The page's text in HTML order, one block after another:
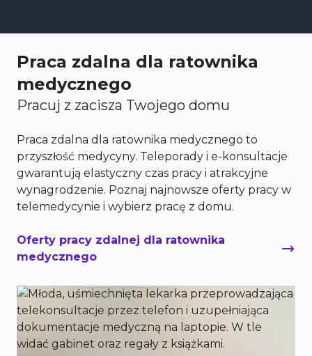
Praca zdalna dla ratownika
medycznego
Pracuj z zacisza Twojego domu
Praca zdalna dla ratownika medycznego to
przyszłość medycyny. Teleporady i e-konsultacje
gwarantują elastyczny czas pracy i atrakcyjne
wynagrodzenie. Poznaj najnowsze oferty pracy w
telemedycynie i wybierz pracę z domu.
Oferty pracy zdalnej dla ratownika
medycznego